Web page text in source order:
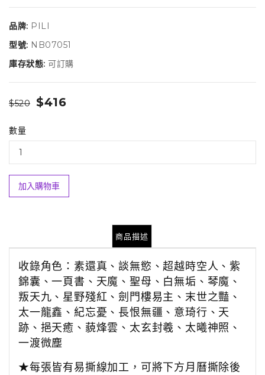
品牌: PILI
型號: NB07051
庫存狀態: 可訂購
$520 $416
數量
加入購物車
商品描述
收錄角色：素還真、談無慾、超越時空人、紫
錦囊、一頁書、天魔、聖母、白無垢、琴魔、
叛天九、星野殘紅、劍門樓易主、末世之豔、
太一龍鑫、紀忘憂、長恨無疆、意琦行、天
跡、挹天癒、藐烽雲、太玄封羲、太曦神照、
一渡微塵
★每張皆有易撕線加工，可將下方月曆撕除後